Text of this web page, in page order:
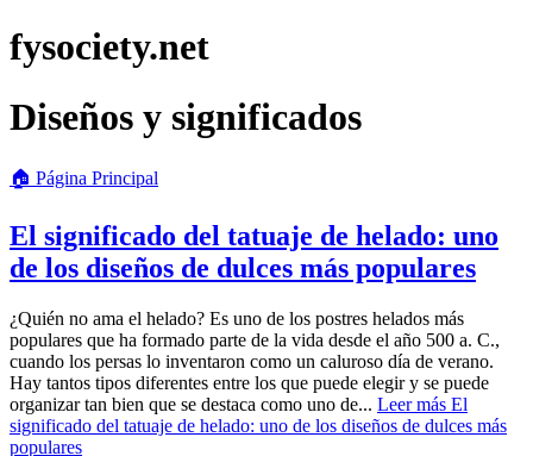
fysociety.net
Diseños y significados
🏠 Página Principal
El significado del tatuaje de helado: uno
de los diseños de dulces más populares
¿Quién no ama el helado? Es uno de los postres helados más
populares que ha formado parte de la vida desde el año 500 a. C.,
cuando los persas lo inventaron como un caluroso día de verano.
Hay tantos tipos diferentes entre los que puede elegir y se puede
organizar tan bien que se destaca como uno de... Leer más El
significado del tatuaje de helado: uno de los diseños de dulces más
populares